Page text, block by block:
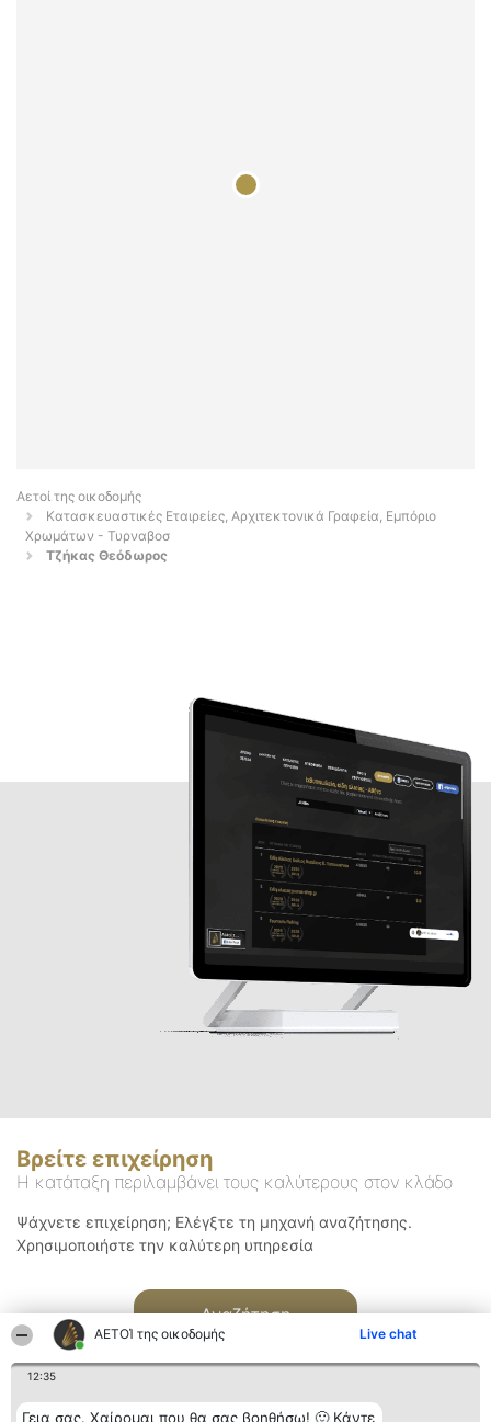
ΑΕΤΟΊ της οικοδομής Live chat
12:35
Γεια σας. Χαίρομαι που θα σας βοηθήσω! 🙂 Κάντε
Αετοί της οικοδομής
Κατασκευαστικές Εταιρείες, Αρχιτεκτονικά Γραφεία, Εμπόριο
Χρωμάτων - Τυρναβοσ
Τζήκας Θεόδωρος
Βρείτε επιχείρηση
Η κατάταξη περιλαμβάνει τους καλύτερους στον κλάδο
Ψάχνετε επιχείρηση; Ελέγξτε τη μηχανή αναζήτησης.
Χρησιμοποιήστε την καλύτερη υπηρεσία
Αναζήτηση